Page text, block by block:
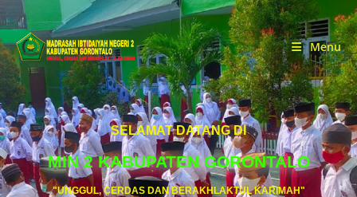
Menu
SELAMAT DATANG DI
MIN 2 KABUPATEN GORONTALO
"UNGGUL, CERDAS DAN BERAKHLAKTUL KARIMAH"